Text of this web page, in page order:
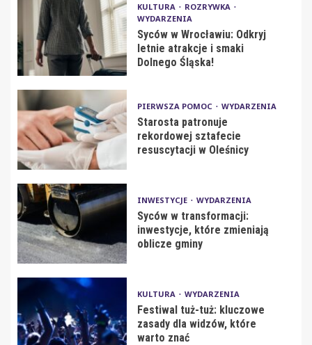
KULTURA
ROZRYWKA
WYDARZENIA
Syców w Wrocławiu: Odkryj
letnie atrakcje i smaki
Dolnego Śląska!
PIERWSZA POMOC WYDARZENIA
Starosta patronuje
rekordowej sztafecie
resuscytacji w Oleśnicy
INWESTYCJE WYDARZENIA
Syców w transformacji:
inwestycje, które zmieniają
oblicze gminy
KULTURA WYDARZENIA
Festiwal tuż-tuż: kluczowe
zasady dla widzów, które
warto znać